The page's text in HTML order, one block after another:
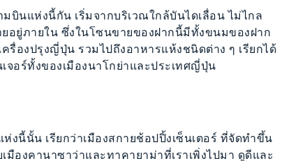
บินแห่งนี้กัน เริ่มจากบริเวณใกล้บันไดเลื่อน ไม่ไกล
ยอยู่ภายใน ซึ่งในโซนขายของฝากนี้มีทั้งขนมของฝาก
รื่องปรุงญี่ปุ่น รวมไปถึงอาหารแห้งชนิดต่าง ๆ เรียกได้
จอร์ทั้งของเมืองนาโกย่าและประเทศญี่ปุ่น
นี้นั้น เรียกว่าเมืองสกายช้อปปิ้งเซ็นเตอร์ ที่จัดทำขึ้น
องคานาซาว่าและทาคายาม่าที่เราเพิ่งไปมา ดูดีและ